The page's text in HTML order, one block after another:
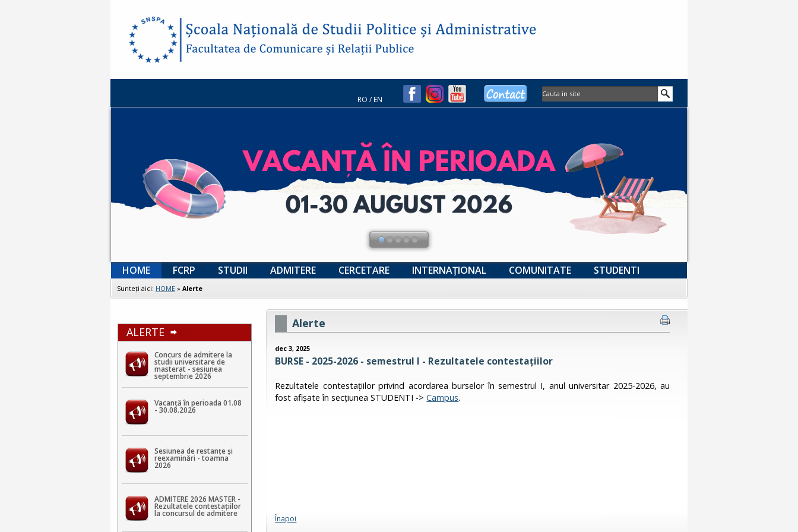
RO /EN
HOME FCRP STUDII ADMITERE CERCETARE INTERNAȚIONAL COMUNITATE STUDENTI
Sunteţi aici: HOME» Alerte
ALERTE
Concurs de admitere la
studii universitare de
masterat - sesiunea
septembrie 2026
Vacanță în perioada 01.08
- 30.08.2026
Sesiunea de restanțe și
reexaminări - toamna
2026
ADMITERE 2026 MASTER -
Rezultatele contestaţiilor
la concursul de admitere
Alerte
dec 3, 2025
BURSE - 2025-2026 - semestrul I - Rezultatele contestațiilor
Rezultatele contestațiilor privind acordarea burselor în semestrul I, anul universitar 2025-2026, au
fost afișate în secțiunea STUDENTI ->Campus.
Înapoi